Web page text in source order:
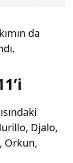
da
Djalo,
Orkun,